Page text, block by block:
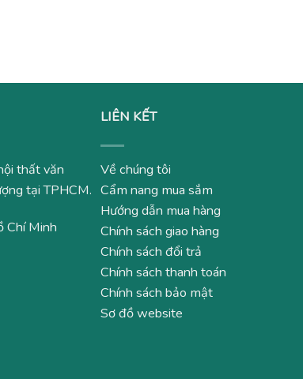
thất văn
tại TPHCM.
Chí Minh
LIÊN KẾT
Về chúng tôi
Cẩm nang mua sắm
Hướng dẫn mua hàng
Chính sách giao hàng
Chính sách đổi trả
Chính sách thanh toán
Chính sách bảo mật
Sơ đồ website